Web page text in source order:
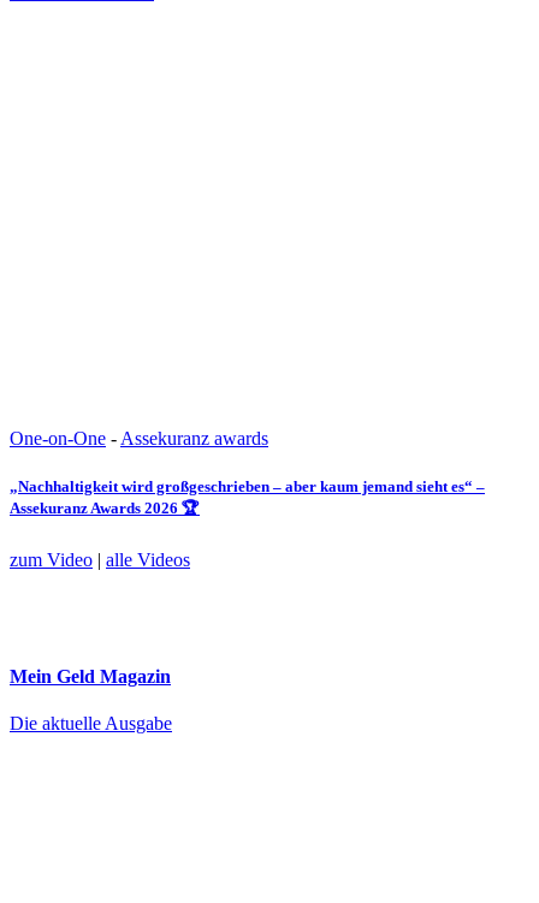
One-on-One - Assekuranz awards
„Nachhaltigkeit wird großgeschrieben – aber kaum jemand sieht es“ –
Assekuranz Awards 2026 🏆
zum Video | alle Videos
Mein Geld Magazin
Die aktuelle Ausgabe